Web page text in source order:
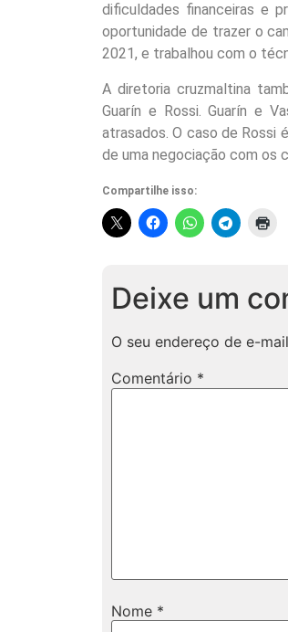
dificuldades financeiras e
oportunidade de trazer o
2021, e trabalhou com o
A diretoria cruzmaltina
Guarín e Rossi. Guarín e
atrasados. O caso de Rossi
de uma negociação com os
Compartilhe isso:
Deixe um
O seu endereço de e-
Comentário *
Nome *